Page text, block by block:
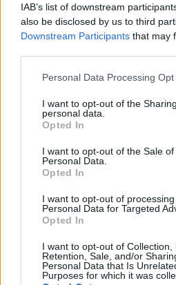
IAB’s list of downstream
also be disclosed by us to third
Downstream Participants that may
Please note that this website/app
not limited to your visit or usage
grant or deny consent to Google
use your data for below specified
consent section.
Personal Data Processing
I want to opt-out of the
personal data.
Opted In
I want to opt-out of the Sale of
Personal Data.
Opted In
I want to opt-out of
Personal Data for Targeted
Opted In
I want to opt-out of Collection,
Retention, Sale, and/or
Personal Data that Is
Purposes for which it was
παρεμβάσεων.
ανθεκτικών θεσμών
Στη δεύτερη φάση των
επισημαίνει ένα κρίσιμο
μεταρρυθμίσεις στη
μπορούν να λειτουργήσουν
χωρίς αυτονομία, σαφή
ηγεσία.
προχώρησε στη
φορολογικών υπηρεσιών,